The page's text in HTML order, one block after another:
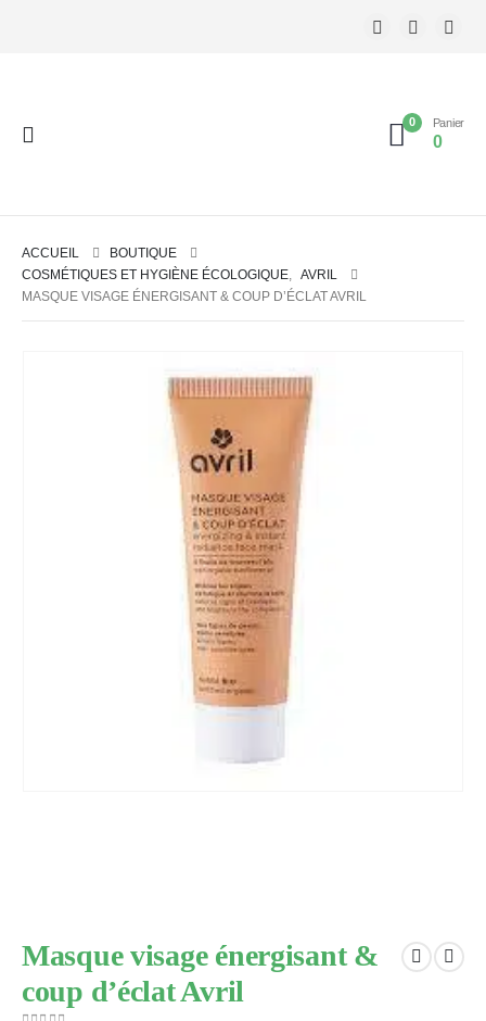
0 Panier
0
ACCUEIL
BOUTIQUE
COSMÉTIQUES ET HYGIÈNE ÉCOLOGIQUE, AVRIL
MASQUE VISAGE ÉNERGISANT & COUP D’ÉCLAT AVRIL
Masque visage énergisant &
coup d’éclat Avril